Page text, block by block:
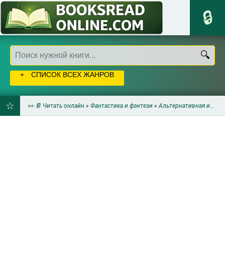
СПИСОК ВСЕХ ЖАНРОВ
👀 📔 Читать онлайн » Фантастика и фэнтези »Альтернативная история